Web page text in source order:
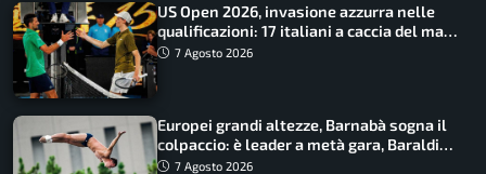
US Open 2026, invasione azzurra nelle
qualificazioni: 17 italiani a caccia del main
draw7 Agosto 2026
Europei grandi altezze, Barnabà sogna il
colpaccio: è leader a metà gara, Baraldi
ancora in corsa
7 Agosto 2026